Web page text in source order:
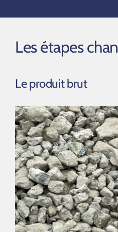
Les étapes
Le produit brut